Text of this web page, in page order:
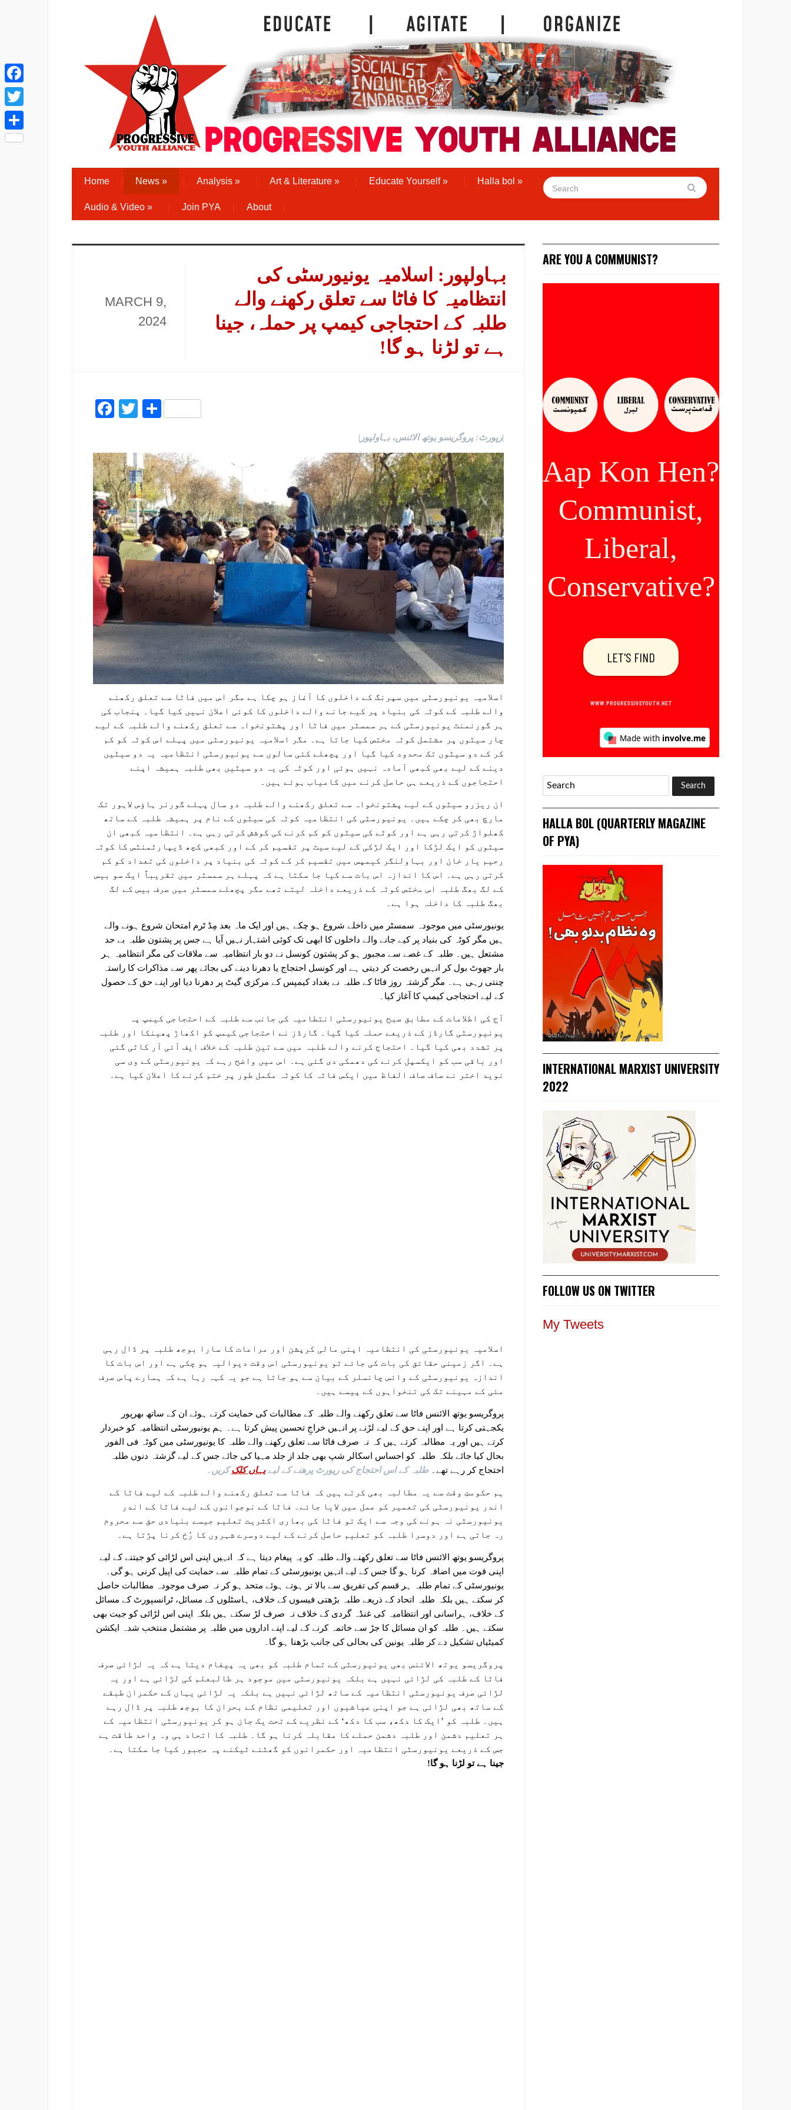
Home News » Analysis » Art & Literature » Educate Yourself» Halla bol »
Audio & Video » Join PYA About
MARCH 9,
2024
بہاولپور: اسلامیہ یونیورسٹی کی
انتظامیہ کا فاٹا سے تعلق رکھنے والے
طلبہ کے احتجاجی کیمپ پر حملہ، جینا
ہے تو لڑنا ہو گا!
Facebook
Twitter
Share
|رپورٹ: پروگریسو یوتھ الائنس، بہاولپور|
اسلامیہ یونیورسٹی میں سپرنگ کے داخلوں کا آغاز ہو چکا ہے مگر اس میں فاٹا سے تعلق رکھنے
والے طلبہ کے کوٹہ کی بنیاد پر کیے جانے والے داخلوں کا کوئی اعلان نہیں کیا گیا۔ پنجاب کی
ہر گورنمنٹ یونیورسٹی کے ہر سمسٹر میں فاٹا اور پشتونخواہ سے تعلق رکھنے والے طلبہ کے لیے
چار سیٹوں پر مشتمل کوٹہ مختص کیا جاتا ہے۔ مگر اسلامیہ یونیورسٹی میں پہلے اس کوٹہ کو کم
کر کے دو سیٹوں تک محدود کیا گیا اور پچھلے کئی سالوں سے یونیورسٹی انتظامیہ یہ دو سیٹیں
دینے کے لیے بھی کبھی آمادہ نہیں ہوئی اور کوٹہ کی یہ دو سیٹیں بھی طلبہ ہمیشہ اپنے
احتجاجوں کے ذریعے ہی حاصل کرنے میں کامیاب ہوئے ہیں۔
ان ریزرو سیٹوں کے لیے پشتونخواہ سے تعلق رکھنے والے طلبہ دو سال پہلے گورنر ہاؤس لاہور تک
مارچ بھی کر چکے ہیں۔ یونیورسٹی کی انتظامیہ کوٹہ کی سیٹوں کے نام پر ہمیشہ طلبہ کے ساتھ
کھلواڑ کرتی رہی ہے اور کوٹے کی سیٹوں کو کم کرنے کی کوشش کرتی رہی ہے۔ انتظامیہ کبھی ان
سیٹوں کو ایک لڑکا اور ایک لڑکی کے لیے سیٹ پر تقسیم کر کے اور کبھی کچھ ڈیپارٹمنٹس کا کوٹہ
رحیم یار خان اور بہاولنگر کیمپس میں تقسیم کر کے کوٹہ کی بنیاد پر داخلوں کی تعداد کو کم
کرتی رہی ہے۔ اس کا اندازہ اس بات سے کیا جا سکتا ہے کہ پہلے ہر سمسٹر میں تقریباً ایک سو بیس
کے لگ بھگ طلبہ اس مختص کوٹہ کے ذریعے داخلہ لیتے تھے مگر پچھلے سمسٹر میں صرف بیس کے لگ
بھگ طلبہ کا داخلہ ہوا ہے۔
یونیورسٹی میں موجودہ سمسٹر میں داخلے شروع ہو چکے ہیں اور ایک ماہ بعد مِڈ ٹرم امتحان شروع ہونے والے
ہیں مگر کوٹہ کی بنیاد پر کیے جانے والے داخلوں کا ابھی تک کوئی اشتہار نہیں آیا ہے جس پر پشتون طلبہ بے حد
مشتعل ہیں۔ طلبہ کے غصے سے مجبور ہو کر پشتون کونسل نے دو بار انتظامیہ سے ملاقات کی مگر انتظامیہ ہر
بار جھوٹ بول کر انہیں رخصت کر دیتی ہے اور کونسل احتجاج یا دھرنا دینے کی بجائے پھر سے مذاکرات کا راستہ
چنتی رہی ہے۔ مگر گزشتہ روز فاٹا کے طلبہ نے بغداد کیمپس کے مرکزی گیٹ پر دھرنا دیا اور اپنے حق کے حصول
کے لیے احتجاجی کیمپ کا آغاز کیا۔
آج کی اطلاعات کے مطابق صبح یونیورسٹی انتطامیہ کی جانب سے طلبہ کے احتجاجی کیمپ پہ
یونیورسٹی گارڈز کے ذریعے حملہ کیا گیا۔ گارڈز نے احتجاجی کیمپ کو اکھاڑ پھینکا اور طلبہ
پر تشدد بھی کیا گیا۔ احتجاج کرنے والے طلبہ میں سے تین طلبہ کے خلاف ایف آئی آر کاٹی گئی
اور باقی سب کو ایکسپل کرنے کی دھمکی دی گئی ہے۔ اس میں واضح رہے کہ یونیورسٹی کے وی سی
نوید اختر نے صاف صاف الفاظ میں ایکس فاٹہ کا کوٹہ مکمل طور پر ختم کرنے کا اعلان کیا ہے۔
اسلامیہ یونیورسٹی کی انتظامیہ اپنی مالی کرپشن اور مراعات کا سارا بوجھ طلبہ پر ڈال رہی
ہے۔ اگر زمینی حقائق کی بات کی جائے تو یونیورسٹی اس وقت دیوالیہ ہو چکی ہے اور اس بات کا
اندازہ یونیورسٹی کے وائس چانسلر کے بیان سے ہو جاتا ہے جو یہ کہہ رہا ہے کہ ہمارے پاس صرف
مئی کے مہینے تک کی تنخواہوں کے پیسے ہیں۔
پروگریسو یوتھ الائنس فاٹا سے تعلق رکھنے والے طلبہ کے مطالبات کی حمایت کرتے ہوئے ان کے ساتھ بھرپور
یکجہتی کرتا ہے اور اپنے حق کے لیے لڑنے پر انہیں خراجِ تحسین پیش کرتا ہے۔ ہم یونیورسٹی انتظامیہ کو خبردار
کرتے ہیں اور یہ مطالبہ کرتے ہیں کہ نہ صرف فاٹا سے تعلق رکھنے والے طلبہ کا یونیورسٹی میں کوٹہ فی الفور
بحال کیا جائے بلکہ طلبہ کو احساس اسکالر شپ بھی جلد از جلد مہیا کی جائے جس کے لیے گزشتہ دنوں طلبہ
احتجاج کر رہے تھے۔طلبہ کے اس احتجاج کی رپورٹ پرھنے کے لیےیہاں کلککریں۔
ہم حکومتِ وقت سے یہ مطالبہ بھی کرتے ہیں کہ فاٹا سے تعلق رکھنے والے طلبہ کے لیے فاٹا کے
اندر یونیورسٹی کی تعمیر کو عمل میں لایا جائے۔ فاٹا کے نوجوانوں کے لیے فاٹا کے اندر
یونیورسٹی نہ ہونے کی وجہ سے ایک تو فاٹا کی بھاری اکثریت تعلیم جیسے بنیادی حق سے محروم
رہ جاتی ہے اور دوسرا طلبہ کو تعلیم حاصل کرنے کے لیے دوسرے شہروں کا رُخ کرنا پڑتا ہے۔
پروگریسو یوتھ الائنس فاٹا سے تعلق رکھنے والے طلبہ کو یہ پیغام دیتا ہے کہ انہیں اپنی اس لڑائی کو جیتنے کے لیے
اپنی قوت میں اضافہ کرنا ہو گا جس کے لیے انہیں یونیورسٹی کے تمام طلبہ سے حمایت کی اپیل کرنی ہو گی۔
یونیورسٹی کے تمام طلبہ ہر قسم کی تفریق سے بالا تر ہوتے ہوئے متحد ہو کر نہ صرف موجودہ مطالبات حاصل
کر سکتے ہیں بلکہ طلبہ اتحاد کے ذریعے طلبہ بڑھتی فیسوں کے خلاف، ہاسٹلوں کے مسائل، ٹرانسپورٹ کے مسائل
کے خلاف، ہراسانی اور انتظامیہ کی غنڈہ گردی کے خلاف نہ صرف لڑ سکتے ہیں بلکہ اپنی اس لڑائی کو جیت بھی
سکتے ہیں۔ طلبہ کو ان مسائل کا جڑ سے خاتمہ کرنے کے لیے اپنے اداروں میں طلبہ پر مشتمل منتخب شدہ ایکشن
کمیٹیاں تشکیل دے کر طلبہ یونین کی بحالی کی جانب بڑھنا ہو گا۔
پروگریسو یوتھ الائنس بھی یونیورسٹی کے تمام طلبہ کو بھی یہ پیغام دیتا ہے کہ یہ لڑائی صرف
فاٹا کے طلبہ کی لڑائی نہیں ہے بلکہ یونیورسٹی میں موجود ہر طالبعلم کی لڑائی ہے اور یہ
لڑائی صرف یونیورسٹی انتظامیہ کے ساتھ لڑائی نہیں ہے بلکہ یہ لڑائی یہاں کے حکمران طبقے
کے ساتھ بھی لڑائی ہے جو اپنی عیاشیوں اور تعلیمی نظام کے بحران کا بوجھ طلبہ پر ڈال رہے
ہیں۔ طلبہ کو ’ایک کا دکھ، سب کا دکھ‘ کے نظریے کے تحت یک جان ہو کر یونیورسٹی انتظامیہ کے
ہر تعلیم دشمن اور طلبہ دشمن حملے کا مقابلہ کرنا ہو گا۔ طلبہ کا اتحاد ہی وہ واحد طاقت ہے
جس کے ذریعے یونیورسٹی انتظامیہ اور حکمرانوں کو گھٹنے ٹیکنے پہ مجبور کیا جا سکتا ہے۔
جینا ہے تو لڑنا ہو گا!
ARE YOU A COMMUNIST?
HALLA BOL (QUARTERLY MAGAZINE
OF PYA)
INTERNATIONAL MARXIST UNIVERSITY
2022
FOLLOW US ON TWITTER
My Tweets
Facebook
Twitter
Share